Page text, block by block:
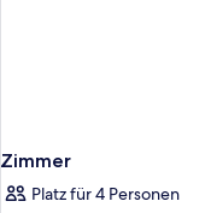
Zimmer
Platz für 4 Personen